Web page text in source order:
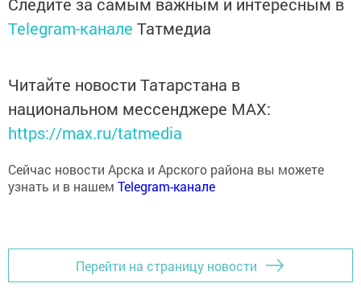
Telegram-каналеТатмедиа
национальном мессенджере MАХ:
https://max.ru/tatmedia
узнать и в нашемTelegram-канале
Перейти на страницу новости